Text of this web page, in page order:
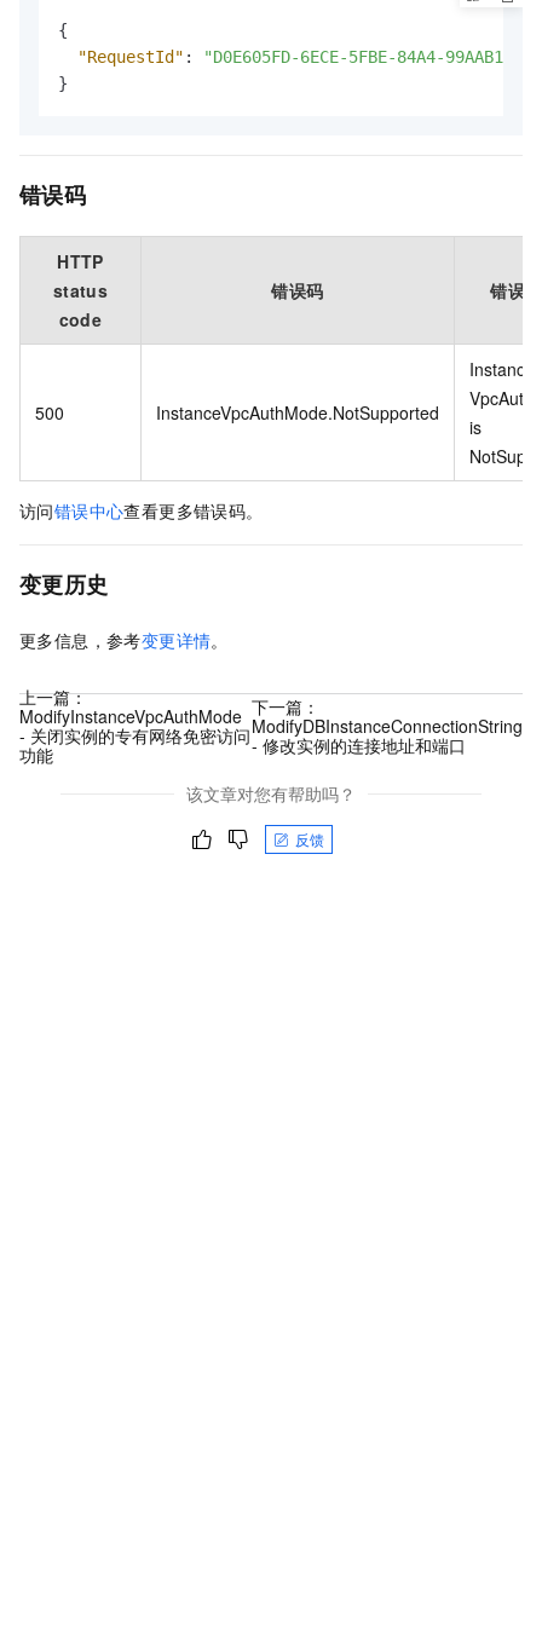
{
"RequestId" :
"D0E605FD-6ECE-5FBE-84A4-
}
错误码
HTTP
status
code
错误码 错误
500 InstanceVpcAuthMode.NotSupported
Instance
is
访问错误中心查看更多错误码。
变更历史
更多信息，参考变更详情。
上一篇：
ModifyInstanceVpcAuthMode
- 关闭实例的专有网络免密访问
功能
下一篇：
ModifyDBInstanceConnectionString
- 修改实例的连接地址和端口
该文章对您有帮助吗？
反馈